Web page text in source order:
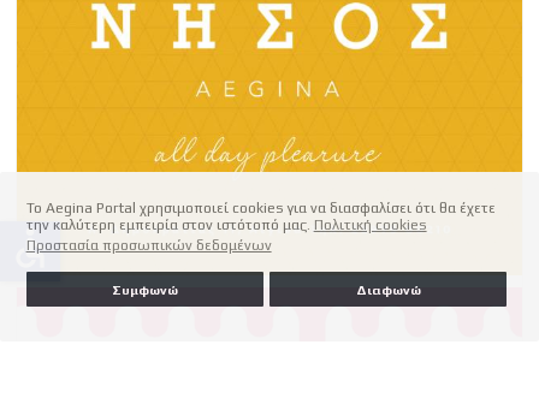
Το Aegina Portal χρησιμοποιεί cookies για να διασφαλίσει ότι θα έχετε
την καλύτερη εμπειρία στον ιστότοπό μας. Πολιτική cookies
Προστασία προσωπικών δεδομένων
Συμφωνώ Διαφωνώ
accessible